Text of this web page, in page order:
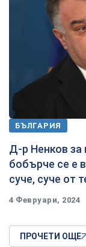
БЪЛГАРИЯ
Д-р Ненков за
бобърче се е
суче, суче от
4 Февруари, 2024
ПРОЧЕТИ ОЩЕ